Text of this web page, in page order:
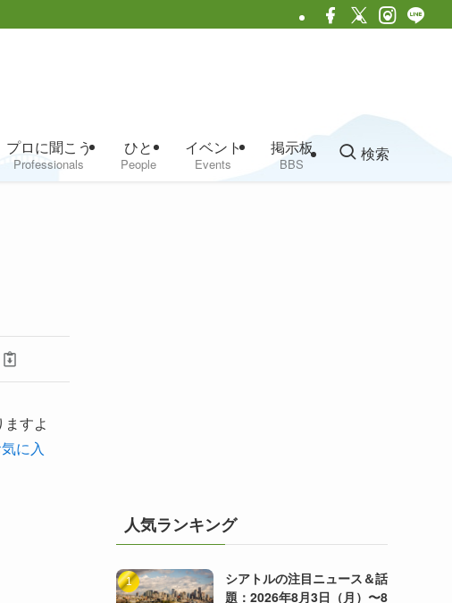
プロに聞こう
Professionals
ひと
People
イベント
Events
掲示板
BBS
検索
すよ
に入
人気ランキング
シアトルの注目ニュース＆話
題：2026年8月3日（月）〜8